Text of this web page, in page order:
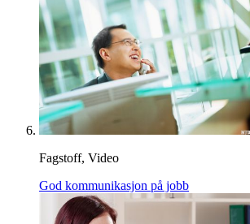
Fagstoff, Video
God kommunikasjon på jobb